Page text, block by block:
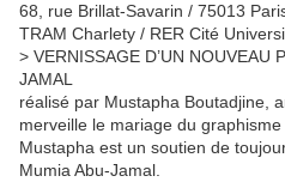
68, rue Brillat-Savarin / 75013
TRAM Charlety / RER Cité
> VERNISSAGE D’UN NOUVEAU
JAMAL
réalisé par Mustapha Boutadjine,
merveille le mariage du
Mustapha est un soutien de
Mumia Abu-Jamal.